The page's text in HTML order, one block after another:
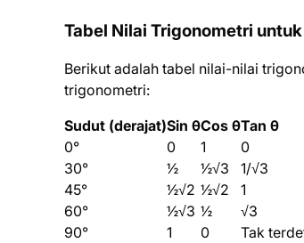
Tabel Nilai Trigonometri
Berikut adalah tabel nilai-nilai
trigonometri:
Sudut (derajat)Sin θCos θTan θ
0°
0 1
0
30°
½ ½√3
1/√3
45°
½√2 ½√2
1
60°
½√3 ½
√3
90°
1 0 Tak